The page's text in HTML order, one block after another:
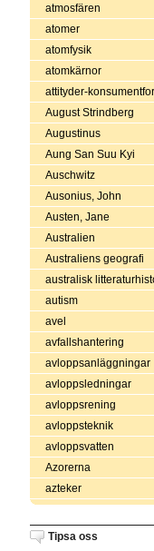
atmosfären
atomer
atomfysik
atomkärnor
attityder-
August Strindberg
Augustinus
Aung San Suu Kyi
Auschwitz
Ausonius, John
Austen, Jane
Australien
Australiens geografi
australisk
autism
avel
avfallshantering
avloppsanläggningar
avloppsledningar
avloppsrening
avloppsteknik
avloppsvatten
Azorerna
azteker
Tipsa oss